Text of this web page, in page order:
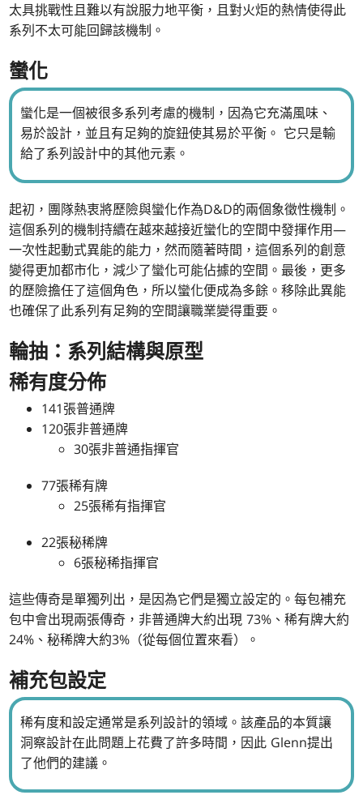
太具挑戰性且難以有說服力地平衡，且對火炬的熱情使得此
系列不太可能回歸該機制。
蠻化
蠻化是一個被很多系列考慮的機制，因為它充滿風味、
易於設計，並且有足夠的旋鈕使其易於平衡。 它只是輸
給了系列設計中的其他元素。
起初，團隊熱衷將歷險與蠻化作為D&D的兩個象徵性機制。
這個系列的機制持續在越來越接近蠻化的空間中發揮作用—
一次性起動式異能的能力，然而隨著時間，這個系列的創意
變得更加都市化，減少了蠻化可能佔據的空間。最後，更多
的歷險擔任了這個角色，所以蠻化便成為多餘。移除此異能
也確保了此系列有足夠的空間讓職業變得重要。
輪抽：系列結構與原型
稀有度分佈
141張普通牌
120張非普通牌
30張非普通指揮官
77張稀有牌
25張稀有指揮官
22張秘稀牌
6張秘稀指揮官
這些傳奇是單獨列出，是因為它們是獨立設定的。每包補充
包中會出現兩張傳奇，非普通牌大約出現 73%、稀有牌大約
24%、秘稀牌大約3%（從每個位置來看）。
補充包設定
稀有度和設定通常是系列設計的領域。該產品的本質讓
洞察設計在此問題上花費了許多時間，因此 Glenn提出
了他們的建議。